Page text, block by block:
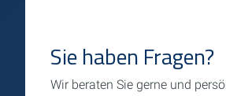
Sie haben Fragen?
Wir beraten Sie gerne und